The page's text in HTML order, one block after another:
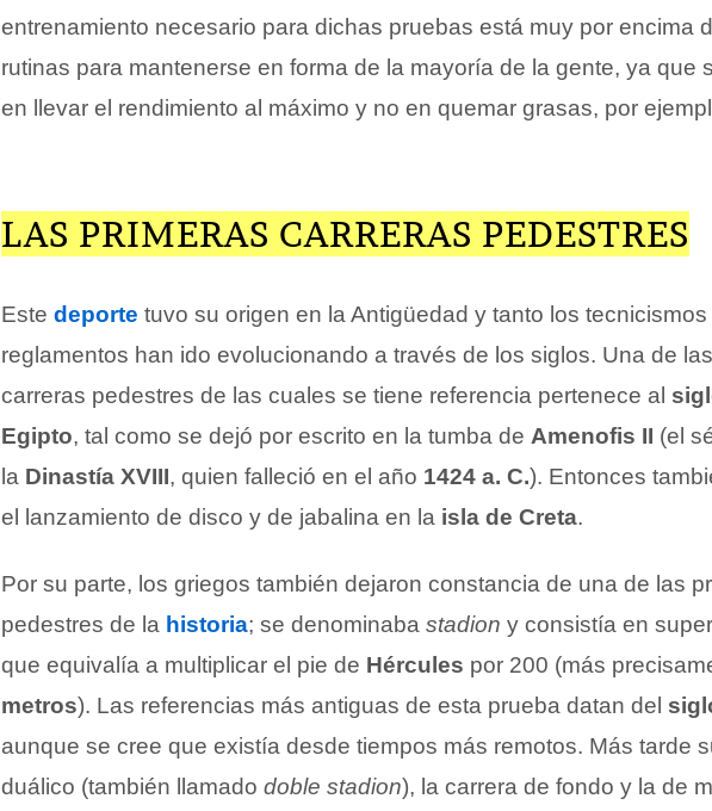
entrenamiento necesario para dichas pruebas está muy por encima
rutinas para mantenerse en forma de la mayoría de la gente, ya que
en llevar el rendimiento al máximo y no en quemar grasas, por
LAS PRIMERAS CARRERAS PEDESTRES
Este deporte tuvo su origen en la Antigüedad y tanto los
reglamentos han ido evolucionando a través de los siglos. Una de
carreras pedestres de las cuales se tiene referencia pertenece al
Egipto, tal como se dejó por escrito en la tumba de Amenofis II (el
la Dinastía XVIII, quien falleció en el año 1424 a. C.). Entonces
el lanzamiento de disco y de jabalina en la isla de Creta.
Por su parte, los griegos también dejaron constancia de una de las
pedestres de la historia; se denominaba stadion y consistía en
que equivalía a multiplicar el pie de Hércules por 200 (más
metros). Las referencias más antiguas de esta prueba datan del
aunque se cree que existía desde tiempos más remotos. Más tarde
duálico (también llamado doble stadion), la carrera de fondo y la de